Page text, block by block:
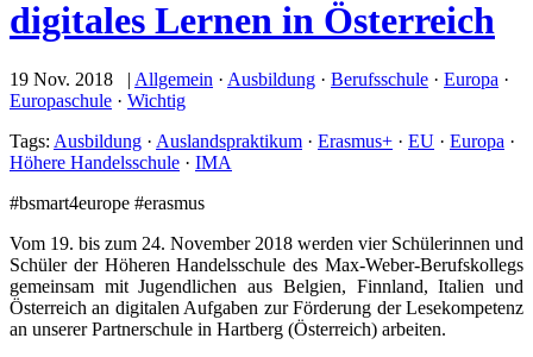
digitales Lernen in Österreich
19 Nov. 2018 | Allgemein · Ausbildung · Berufsschule · Europa ·
Europaschule · Wichtig
Tags: Ausbildung · Auslandspraktikum · Erasmus+ · EU · Europa ·
Höhere Handelsschule · IMA
#bsmart4europe #erasmus
Vom 19. bis zum 24. November 2018 werden vier Schülerinnen und
Schüler der Höheren Handelsschule des Max-Weber-Berufskollegs
gemeinsam mit Jugendlichen aus Belgien, Finnland, Italien und
Österreich an digitalen Aufgaben zur Förderung der Lesekompetenz
an unserer Partnerschule in Hartberg (Österreich) arbeiten.